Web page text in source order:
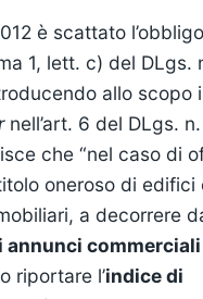
è scattato
1, lett. c) del DLgs.
allo scopo
nell’art. 6 del DLgs. n.
che “nel caso di
oneroso di edifici
a decorrere
annunci
riportare l’indice di